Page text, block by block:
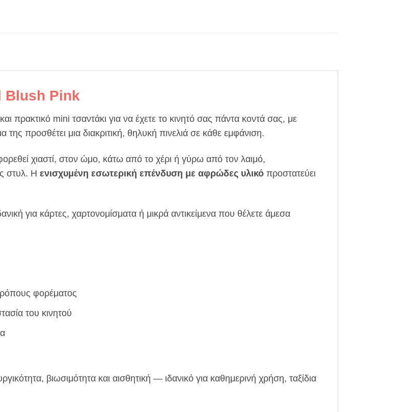
Blush Pink
πρακτικό mini τσαντάκι για να έχετε το κινητό σας πάντα κοντά σας, με
προσθέτει μια διακριτική, θηλυκή πινελιά σε κάθε εμφάνιση.
χιαστί, στον ώμο, κάτω από το χέρι ή γύρω από τον λαιμό,
στυλ. Η ενισχυμένη εσωτερική επένδυση με αφρώδες υλικό προστατεύει
για κάρτες, χαρτονομίσματα ή μικρά αντικείμενα που θέλετε άμεσα
φορέματος
του κινητού
βιωσιμότητα και αισθητική — ιδανικό για καθημερινή χρήση, ταξίδια